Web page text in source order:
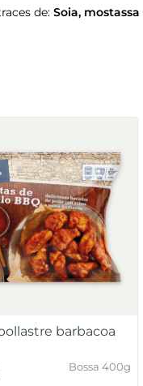
de: Soia, mostassa
barbacoa
Bossa 400g